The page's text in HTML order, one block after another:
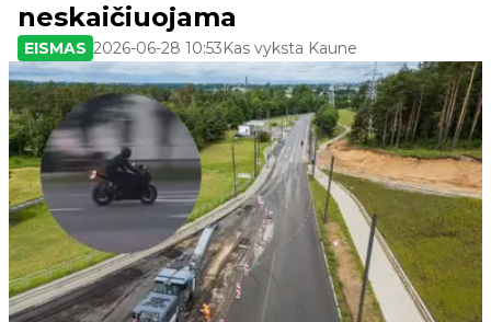
neskaičiuojama
EISMAS 2026-06-28 10:53Kas vyksta Kaune